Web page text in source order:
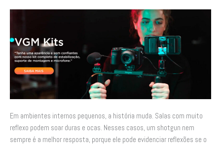
Em ambientes internos pequenos, a história muda. Salas com muito
reflexo podem soar duras e ocas. Nesses casos, um shotgun nem
sempre é a melhor resposta, porque ele pode evidenciar reflexões se o